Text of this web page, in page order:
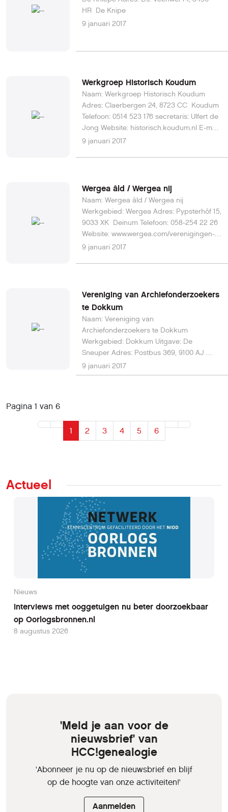
HR De Knipe
9 januari 2017
Werkgroep Historisch Koudum
Naam: Werkgroep Historisch Koudum
Adres: Claerbergen 24, 8723 CC Koudum
Telefoon: 0514 523 176 secretaris: Ulfert de
Jong Website: historisch.koudum.nl E-mail:
histoarysk.koudum@gmail.com
9 januari 2017
Wergea âld / Wergea nij
Naam: Wergea âld / Wergea nij
Werkgebied: Wergea Adres: Pypsterhôf 15,
9033 XK Deinum Telefoon: 058-254 22 26
Website: www.wergea.com/verenigingen-
stichtingen/61-wurkgroep-werregea-ald-
9 januari 2017
Vereniging van Archiefonderzoekers
te Dokkum
Naam: Vereniging van
Archiefonderzoekers te Dokkum
Werkgebied: Dokkum Uitgave: De
Sneuper Adres: Postbus 369, 9100 AJ
Dokkum Website: www.hvnf.nl E-mail:
sneuperdokkum@yahoo.com
9 januari 2017
Pagina 1 van 6
1 2 3 4 5 6
Actueel
Nieuws
Interviews met ooggetuigen nu beter doorzoekbaar
op Oorlogsbronnen.nl
8 augustus 2026
'Meld je aan voor de
nieuwsbrief' van
HCC!genealogie
'Abonneer je nu op de nieuwsbrief en blijf
op de hoogte van onze activiteiten!'
Aanmelden